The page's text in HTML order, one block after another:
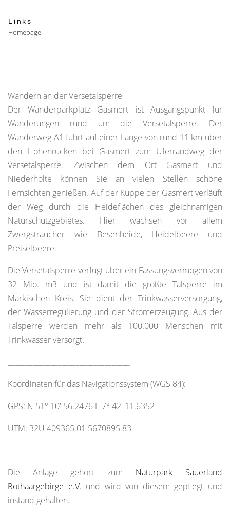
Links
Homepage
Wandern an der Versetalsperre
Der Wanderparkplatz Gasmert ist Ausgangspunkt für
Wanderungen rund um die Versetalsperre. Der
Wanderweg A1 führt auf einer Länge von rund 11 km über
den Höhenrücken bei Gasmert zum Uferrandweg der
Versetalsperre. Zwischen dem Ort Gasmert und
Niederholte können Sie an vielen Stellen schöne
Fernsichten genießen. Auf der Kuppe der Gasmert verläuft
der Weg durch die Heideflächen des gleichnamigen
Naturschutzgebietes. Hier wachsen vor allem
Zwergsträucher wie Besenheide, Heidelbeere und
Preiselbeere.
Die Versetalsperre verfügt über ein Fassungsvermögen von
32 Mio. m3 und ist damit die größte Talsperre im
Märkischen Kreis. Sie dient der Trinkwasserversorgung,
der Wasserregulierung und der Stromerzeugung. Aus der
Talsperre werden mehr als 100.000 Menschen mit
Trinkwasser versorgt.
Koordinaten für das Navigationssystem (WGS 84):
GPS: N 51° 10' 56.2476 E 7° 42' 11.6352
UTM: 32U 409365.01 5670895.83
Die Anlage gehört zum Naturpark Sauerland
Rothaargebirge e.V. und wird von diesem gepflegt und
instand gehalten.